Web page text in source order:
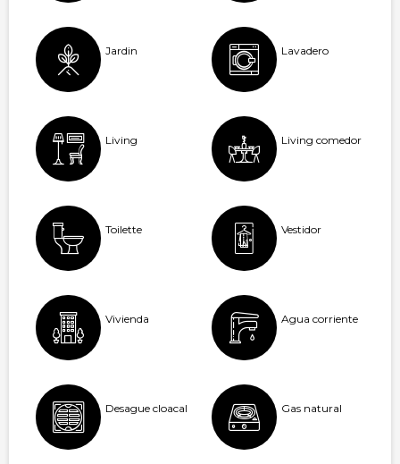
Jardin Lavadero
Living Living comedor
Toilette Vestidor
Vivienda Agua corriente
Desague cloacal Gas natural